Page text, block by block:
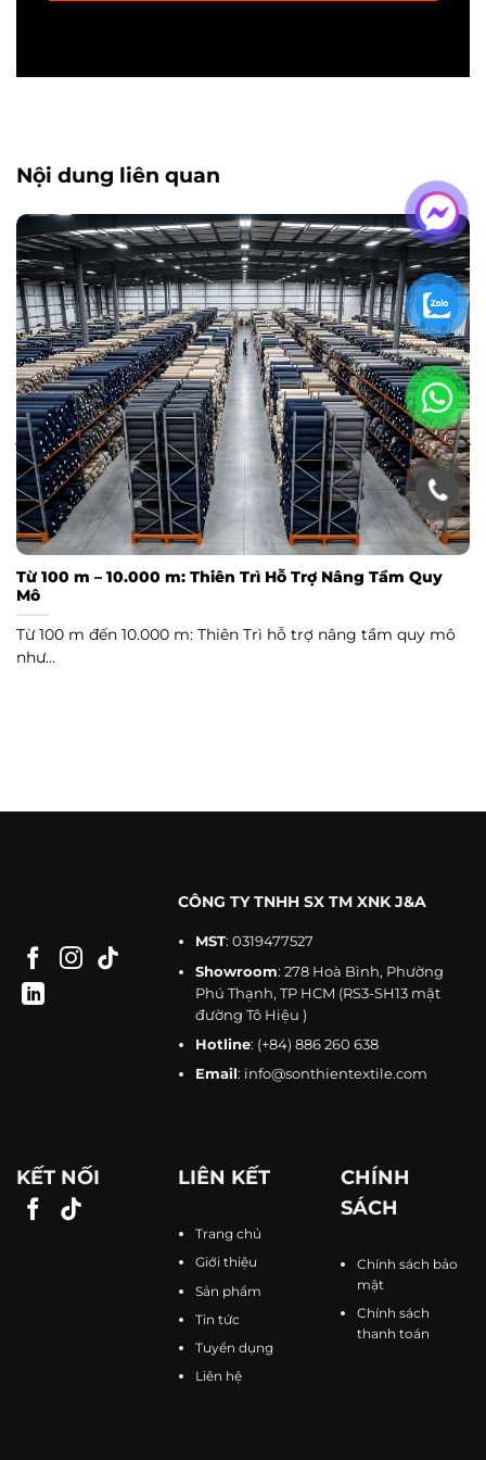
Nội dung liên quan
Từ 100 m – 10.000 m: Thiên Trì Hỗ Trợ Nâng Tầm Quy
Mô
Từ 100 m đến 10.000 m: Thiên Trì hỗ trợ nâng tầm quy mô
như...
CÔNG TY TNHH SX TM XNK J&A
MST: 0319477527
Showroom: 278 Hoà Bình, Phường
Phú Thạnh, TP HCM (RS3-SH13 mặt
đường Tô Hiệu )
Hotline: (+84) 886 260 638
Email: info@sonthientextile.com
KẾT NỐI LIÊN KẾT
Trang chủ
Giới thiệu
Sản phẩm
Tin tức
Tuyển dụng
Liên hệ
CHÍNH
SÁCH
Chính sách bảo
mật
Chính sách
thanh toán